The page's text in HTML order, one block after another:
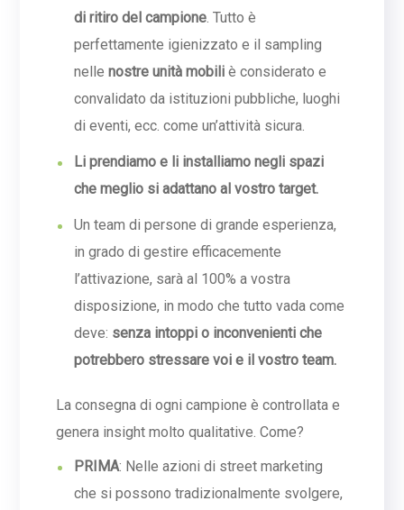
di ritiro del campione . Tutto è
perfettamente igienizzato e il sampling
nellenostre unità mobili è considerato e
convalidato da istituzioni pubbliche, luoghi
di eventi, ecc. come un’attività sicura.
Li prendiamo e li installiamo negli spazi
che meglio si adattano al vostro target.
Un team di persone di grande esperienza,
in grado di gestire efficacemente
l’attivazione, sarà al 100% a vostra
disposizione, in modo che tutto vada come
deve: senza intoppi o inconvenienti che
potrebbero stressare voi e il vostro team.
La consegna di ogni campione è controllata e
genera insight molto qualitative. Come?
PRIMA: Nelle azioni di street marketing
che si possono tradizionalmente svolgere,